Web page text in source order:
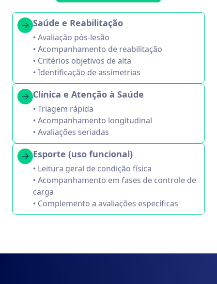
Saúde e Reabilitação
• Avaliação pós-lesão
• Acompanhamento de reabilitação
• Critérios objetivos de alta
• Identificação de assimetrias
Clínica e Atenção à Saúde
• Triagem rápida
• Acompanhamento longitudinal
• Avaliações seriadas
Esporte (uso funcional)
• Leitura geral de condição física
• Acompanhamento em fases de controle de
carga
• Complemento a avaliações específicas